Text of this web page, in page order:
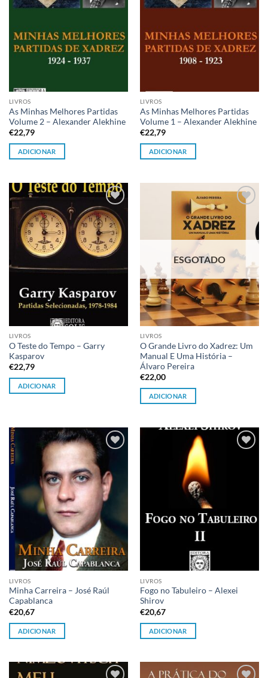
LIVROS
As Minhas Melhores Partidas
Volume 2 – Alexander Alekhine
€22,79
ADICIONAR
LIVROS
As Minhas Melhores Partidas
Volume 1 – Alexander Alekhine
€22,79
ADICIONAR
Adicionar
à lista de
desejos
LIVROS
O Teste do Tempo – Garry
Kasparov
€22,79
ADICIONAR
Adicionar
à lista de
desejos
ESGOTADO
LIVROS
O Grande Livro do Xadrez: Um
Manual E Uma História –
Álvaro Pereira
€22,00
ADICIONAR
Adicionar
à lista de
desejos
LIVROS
Minha Carreira – José Raúl
Capablanca
€20,67
ADICIONAR
LIVROS
Fogo no Tabuleiro – Alexei
Shirov
€20,67
ADICIONAR